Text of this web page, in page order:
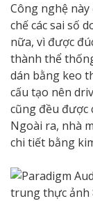
Công nghệ
chế các sai số
nữa, vì được
thành thể
dán bằng keo
cấu tạo nên
cũng đều được
Ngoài ra, nhà
chi tiết bằng